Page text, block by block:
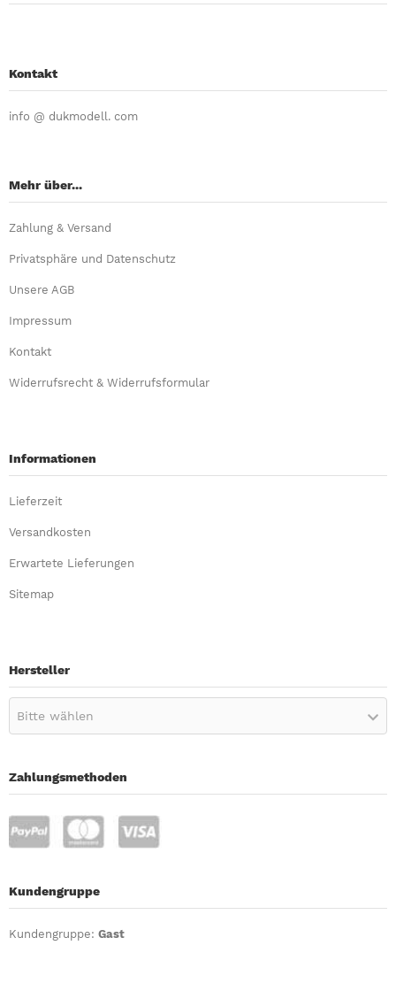
Kontakt
info @ dukmodell. com
Mehr über...
Zahlung & Versand
Privatsphäre und Datenschutz
Unsere AGB
Impressum
Kontakt
Widerrufsrecht & Widerrufsformular
Informationen
Lieferzeit
Versandkosten
Erwartete Lieferungen
Sitemap
Hersteller
Bitte wählen
Zahlungsmethoden
Kundengruppe
Kundengruppe: Gast